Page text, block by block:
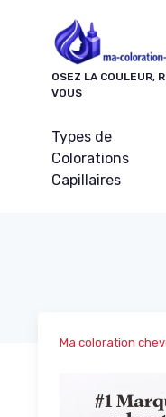
OSEZ LA COULEUR,
VOUS
Types de
Colorations
Capillaires
Ma coloration